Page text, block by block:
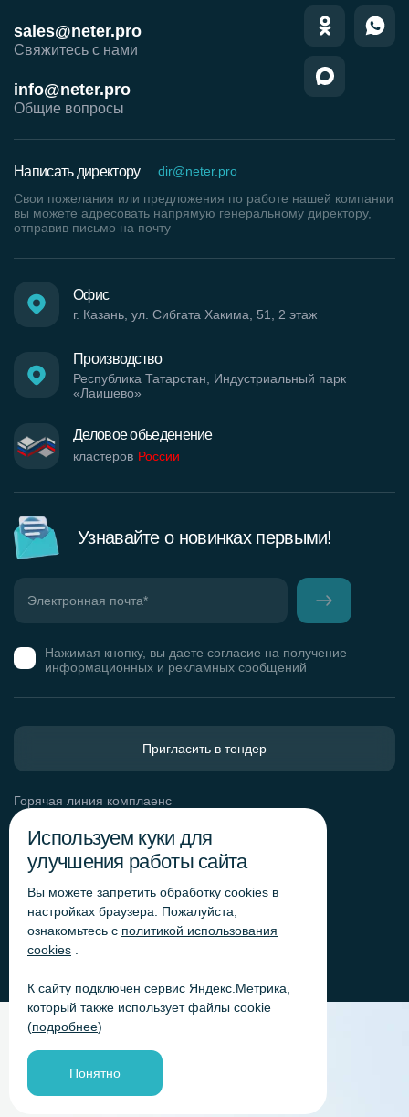
sales@neter.pro
Свяжитесь с нами
info@neter.pro
Общие вопросы
Деловое обьеденение
кластеров России
Производство
Республика Татарстан, Индустриальный парк
«Лаишево»
Офис
г. Казань, ул. Сибгата Хакима, 51, 2 этаж
Написать директору
dir@neter.pro
Свои пожелания или предложения по работе нашей компании
вы можете адресовать напрямую генеральному директору,
отправив письмо на почту
Узнавайте о новинках первыми!
Нажимая кнопку, вы даете согласие на получение
информационных и рекламных сообщений
Горячая линия комплаенс
Согласие на обработку персональных данных
Политика обработки файлов cookie
Согласие на обработку персональных данных
«Яндекс.Метрика»
Согласие на обработку персональных данных для
получения рекламно-информационных рассылок
Пригласить в тендер
Используем куки для
улучшения работы сайта
Вы можете запретить обработку сookies в
настройках браузера. Пожалуйста,
ознакомьтесь с политикой использования
cookies
К сайту подключен сервис Яндекс.Метрика,
который также использует файлы cookie
(подробнее)
Понятно